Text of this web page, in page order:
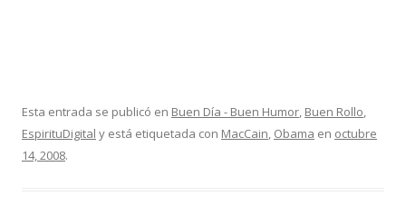
Esta entrada se publicó en Buen Día - Buen Humor, Buen Rollo,
EspirituDigital y está etiquetada con MacCain, Obama en octubre
14, 2008.